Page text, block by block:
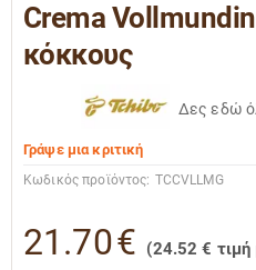
Crema
κόκκους
Δες εδώ
Γράψε μια κριτική
Κωδικός προϊόντος: TCCVLLMG
21.70€ (24.52 €